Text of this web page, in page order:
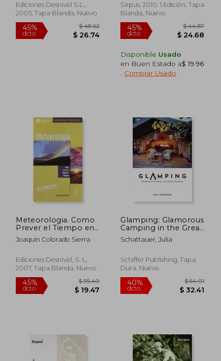
Ediciones Desnivel S.L.,
2005, Tapa Blanda, Nuevo
45%
dcto. $ 26.74
Sirpus, 2010, 1 Edición, Tapa
Blanda, Nuevo
45%
dcto.
Disponible Usado
en Buen Estado a$ 19.96
Comprar Usado
Meteorologia. Como
Prever el Tiempo en
Montaña
Joaquin Colorado Sierra
Ediciones Desnivel, S. L,
2007, Tapa Blanda, Nuevo
Glamping: Glamorous
Camping in the Great
Outdoors (en Inglés)
Schattauer, Julia
Schiffer Publishing, Tapa
Dura, Nuevo